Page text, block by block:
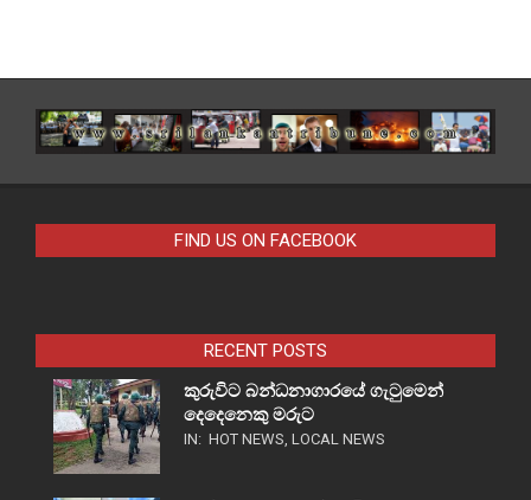
FIND US ON FACEBOOK
RECENT POSTS
කුරුවිට බන්ධනාගාරයේ ගැටුමෙන්
දෙදෙනෙකු මරුට
IN: HOT NEWS, LOCAL NEWS